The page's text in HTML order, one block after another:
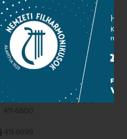
Komor Marcell u. 1. (Müpa)
411-6600
411-6699